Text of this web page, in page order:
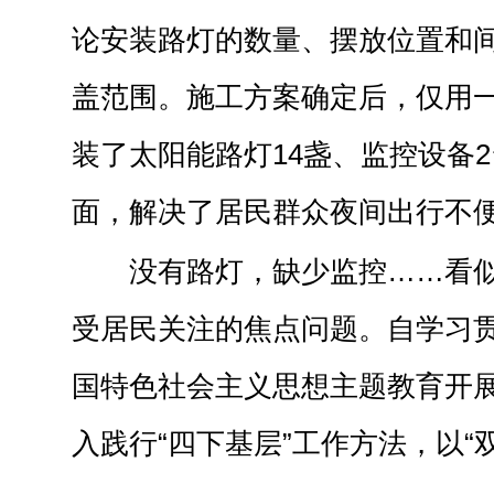
论安装路灯的数量、摆放位置和
盖范围。施工方案确定后，仅用
装了太阳能路灯14盏、监控设备
面，解决了居民群众夜间出行不
没有路灯，缺少监控……看
受居民关注的焦点问题。自学习
国特色社会主义思想主题教育开
入践行“四下基层”工作方法，以“